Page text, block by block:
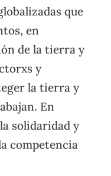
que
en
de la tierra y
y
la tierra y
En
solidaridad y
competencia